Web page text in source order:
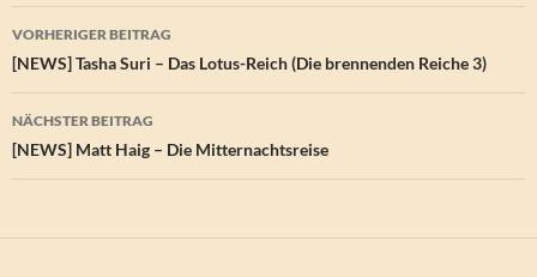
Beitragsnavigation
VORHERIGER BEITRAG
[NEWS] Tasha Suri – Das Lotus-Reich (Die brennenden Reiche 3)
NÄCHSTER BEITRAG
[NEWS] Matt Haig – Die Mitternachtsreise